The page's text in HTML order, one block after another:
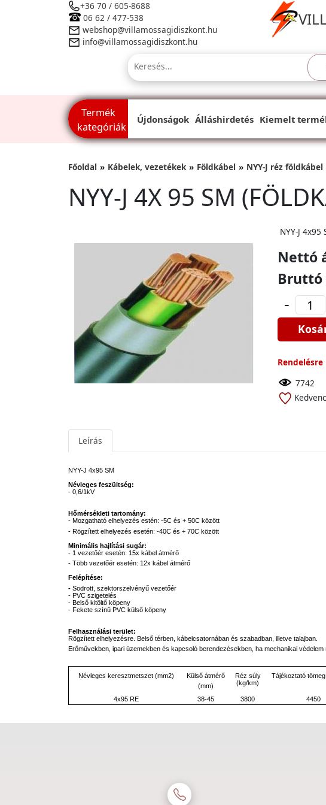
+36 70 / 605-8688
06 62 / 477-538
webshop@villamossagidiszkont.hu
info@villamossagidiszkont.hu
Termék
kategóriák
Újdonságok Álláshirdetés Kiemelt
Főoldal Kábelek, vezetékek Földkábel NYY-J réz földkábel
NYY-J 4X 95 SM
NYY-J 4x95
Nettó
Bruttó
-
Rendelésre
7742
Leírás
NYY-J 4x95 SM
Névleges feszültség:
- 0,6/1kV
Hőmérsékleti tartomány:
- Mozgatható elhelyezés estén: -5C és + 50C között
- Rögzített elhelyezés esetén: -40C és + 70C között
Minimális hajlítási sugár:
- 1 vezetőér esetén: 15x kábel átmérő
- Több vezetőér esetén: 12x kábel átmérő
Felépítése:
- Sodrott, szektorszelvényű vezetőér
- PVC szigetelés
- Belső kitöltő köpeny
- Fekete színű PVC külső köpeny
Felhasználási terület:
Rögzített elhelyezésre. Belső térben, kábelcsatornában és szabadban, illetve talajban.
Erőművekben, ipari üzemekben és kapcsoló berendezésekben, ha mechanikai
Névleges keresztmetszet (mm2)
Külső átmérő
(mm)
Réz súly
(kg/km)
Tájékoztató
4x95 RE 38-45 3800 4450